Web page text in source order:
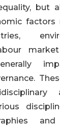
but
factors